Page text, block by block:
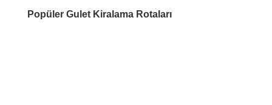
Popüler Gulet Kiralama Rotaları